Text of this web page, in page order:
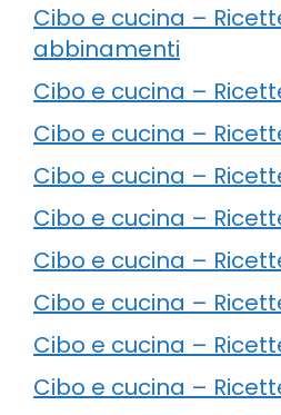
Cibo e cucina –
abbinamenti
Cibo e cucina –
Cibo e cucina –
Cibo e cucina –
Cibo e cucina –
Cibo e cucina –
Cibo e cucina –
Cibo e cucina –
Cibo e cucina –